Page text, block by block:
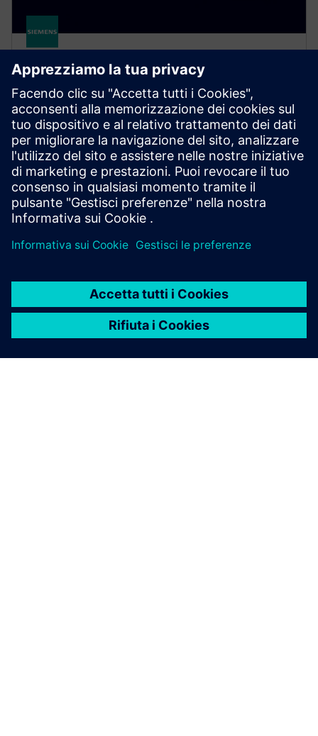
Servo Geared Motors -
SIMOTICS S-1FG1
Get a fully assembled, tested, and ready-to-run
solution. Our servo geared motors deliver high
precision and dynamic performance for a wide range
of applications.